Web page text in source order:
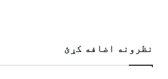
نظرونه اضافه کړئ